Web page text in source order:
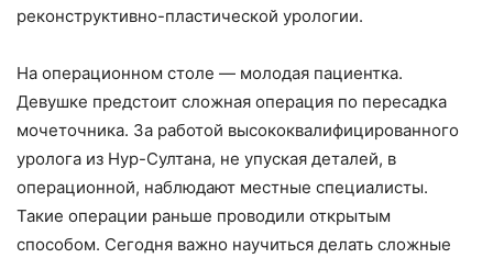
реконструктивно-пластической урологии.
На операционном столе — молодая пациентка.
Девушке предстоит сложная операция по пересадка
мочеточника. За работой высококвалифицированного
уролога из Нур-Султана, не упуская деталей, в
операционной, наблюдают местные специалисты.
Такие операции раньше проводили открытым
способом. Сегодня важно научиться делать сложные